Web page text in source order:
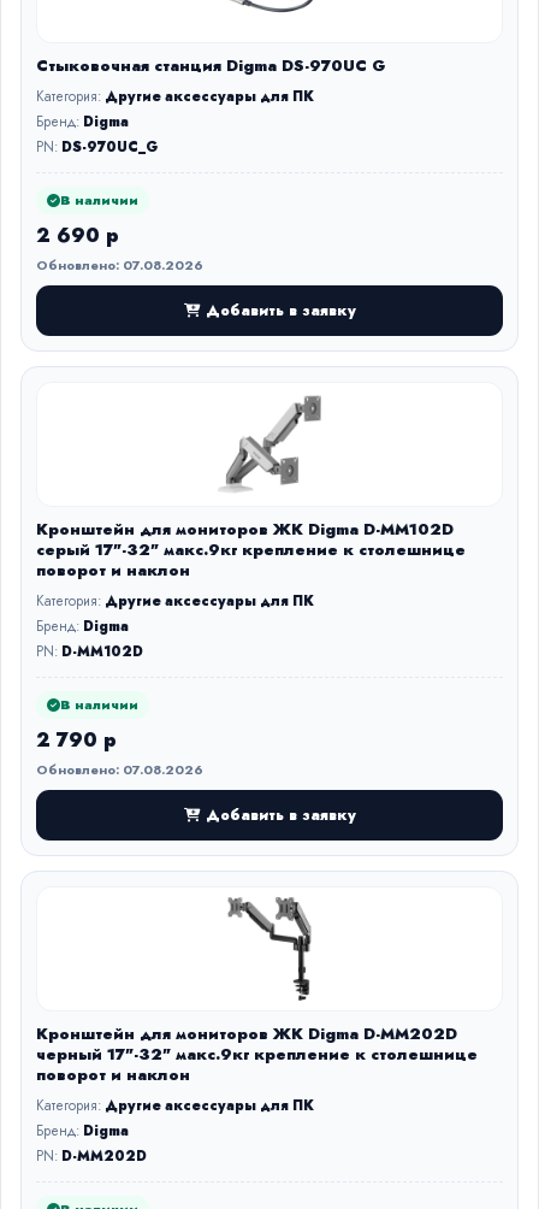
Стыковочная станция Digma DS-970UC G
Категория: Другие аксессуары для ПК
Бренд: Digma
PN: DS-970UC_G
В наличии
2 690 р
Обновлено: 07.08.2026
Добавить в заявку
Кронштейн для мониторов ЖК Digma D-MM102D
серый 17"-32" макс.9кг крепление к столешнице
поворот и наклон
Категория: Другие аксессуары для ПК
Бренд: Digma
PN: D-MM102D
В наличии
2 790 р
Обновлено: 07.08.2026
Добавить в заявку
Кронштейн для мониторов ЖК Digma D-MM202D
черный 17"-32" макс.9кг крепление к столешнице
поворот и наклон
Категория: Другие аксессуары для ПК
Бренд: Digma
PN: D-MM202D